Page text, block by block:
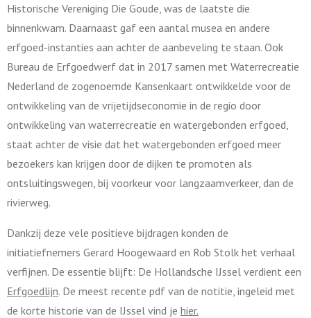
Historische Vereniging Die Goude, was de laatste die
binnenkwam. Daarnaast gaf een aantal musea en andere
erfgoed-instanties aan achter de aanbeveling te staan. Ook
Bureau de Erfgoedwerf dat in 2017 samen met Waterrecreatie
Nederland de zogenoemde Kansenkaart ontwikkelde voor de
ontwikkeling van de vrijetijdseconomie in de regio door
ontwikkeling van waterrecreatie en watergebonden erfgoed,
staat achter de visie dat het watergebonden erfgoed meer
bezoekers kan krijgen door de dijken te promoten als
ontsluitingswegen, bij voorkeur voor langzaamverkeer, dan de
rivierweg.
Dankzij deze vele positieve bijdragen konden de
initiatiefnemers Gerard Hoogewaard en Rob Stolk het verhaal
verfijnen. De essentie blijft: De Hollandsche IJssel verdient een
Erfgoedlijn. De meest recente pdf van de notitie, ingeleid met
de korte historie van de IJssel vind je hier.